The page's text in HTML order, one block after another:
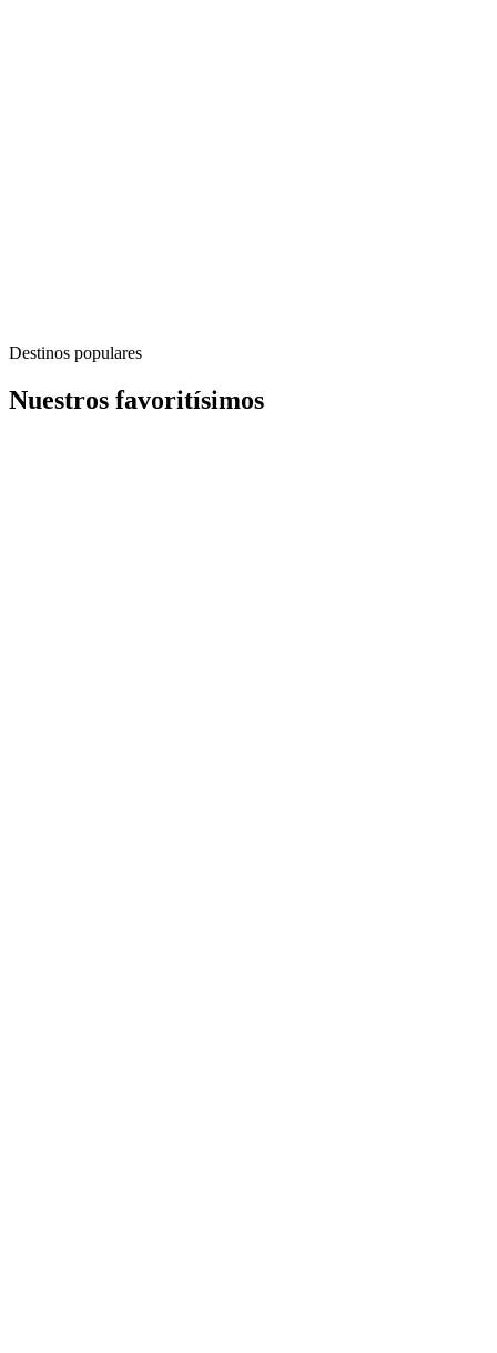
search
Destinos populares
Nuestros favoritísimos